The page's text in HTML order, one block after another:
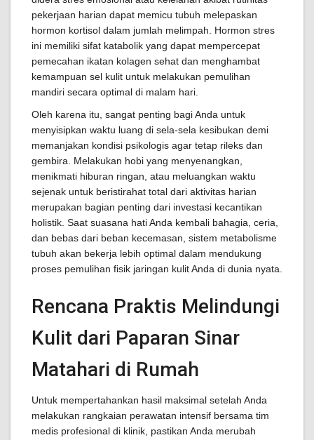
pekerjaan harian dapat memicu tubuh melepaskan
hormon kortisol dalam jumlah melimpah. Hormon stres
ini memiliki sifat katabolik yang dapat mempercepat
pemecahan ikatan kolagen sehat dan menghambat
kemampuan sel kulit untuk melakukan pemulihan
mandiri secara optimal di malam hari.
Oleh karena itu, sangat penting bagi Anda untuk
menyisipkan waktu luang di sela-sela kesibukan demi
memanjakan kondisi psikologis agar tetap rileks dan
gembira. Melakukan hobi yang menyenangkan,
menikmati hiburan ringan, atau meluangkan waktu
sejenak untuk beristirahat total dari aktivitas harian
merupakan bagian penting dari investasi kecantikan
holistik. Saat suasana hati Anda kembali bahagia, ceria,
dan bebas dari beban kecemasan, sistem metabolisme
tubuh akan bekerja lebih optimal dalam mendukung
proses pemulihan fisik jaringan kulit Anda di dunia nyata.
Rencana Praktis Melindungi
Kulit dari Paparan Sinar
Matahari di Rumah
Untuk mempertahankan hasil maksimal setelah Anda
melakukan rangkaian perawatan intensif bersama tim
medis profesional di klinik, pastikan Anda merubah